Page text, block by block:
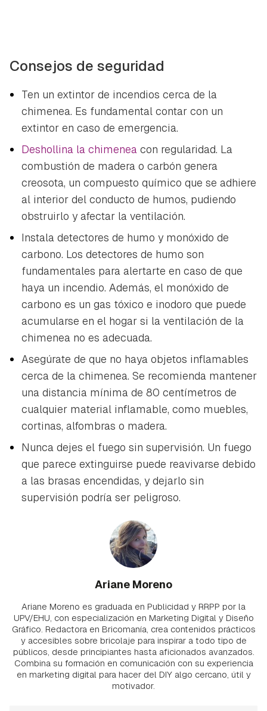
Consejos de seguridad
Ten un extintor de incendios cerca de la
chimenea. Es fundamental contar con un
extintor en caso de emergencia.
Deshollina la chimenea con regularidad. La
combustión de madera o carbón genera
creosota, un compuesto químico que se adhiere
al interior del conducto de humos, pudiendo
obstruirlo y afectar la ventilación.
Instala detectores de humo y monóxido de
carbono. Los detectores de humo son
fundamentales para alertarte en caso de que
haya un incendio. Además, el monóxido de
carbono es un gas tóxico e inodoro que puede
acumularse en el hogar si la ventilación de la
chimenea no es adecuada.
Asegúrate de que no haya objetos inflamables
cerca de la chimenea. Se recomienda mantener
una distancia mínima de 80 centímetros de
cualquier material inflamable, como muebles,
cortinas, alfombras o madera.
Nunca dejes el fuego sin supervisión. Un fuego
que parece extinguirse puede reavivarse debido
a las brasas encendidas, y dejarlo sin
supervisión podría ser peligroso.
Ariane Moreno
Ariane Moreno es graduada en Publicidad y RRPP por la
UPV/EHU, con especialización en Marketing Digital y Diseño
Gráfico. Redactora en Bricomanía, crea contenidos prácticos
y accesibles sobre bricolaje para inspirar a todo tipo de
públicos, desde principiantes hasta aficionados avanzados.
Combina su formación en comunicación con su experiencia
en marketing digital para hacer del DIY algo cercano, útil y
motivador.